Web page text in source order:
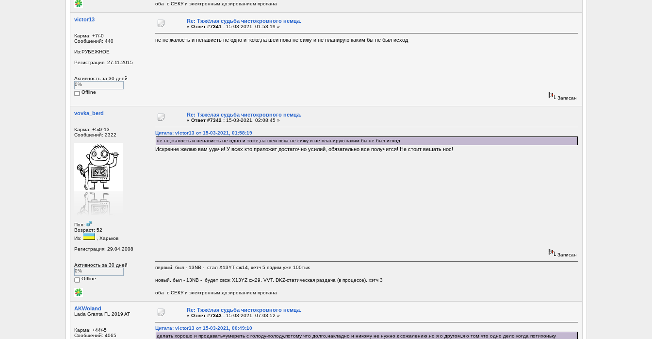
оба с СЕКУ и электронным дозированием пропана
victor13
Карма: +7/-0
Сообщений: 440
Из:РУБЕЖНОЕ
Регистрация: 27.11.2015
Активность за 30 дней
0%
Offline
Re: Тяжёлая судьба чистокровного немца.
« Ответ #7341 :15-03-2021, 01:58:19 »
не не,жалость и ненависть не одно и тоже,на шеи пока не сижу и не планирую каким бы не был исход
Записан
vovka_berd
Карма: +54/-13
Сообщений: 2322
Пол:
Возраст: 52
Из:
, Харьков
Регистрация: 29.04.2008
Активность за 30 дней
0%
Offline
Re: Тяжёлая судьба чистокровного немца.
« Ответ #7342 :15-03-2021, 02:08:45 »
Цитата: victor13 от 15-03-2021, 01:58:19
не не,жалость и ненависть не одно и тоже,на шеи пока не сижу и не планирую каким бы не был исход
Искренне желаю вам удачи! У всех кто приложит достаточно усилий, обязательно все получится! Не стоит вешать нос!
Записан
первый: был - 13NB - стал Х13YT сж14, хетч 5 ездим уже 100тык
новый, был - 13NB - будет свсж Х13YZ сж29, VVT, DKZ-статическая раздача (в процессе), хэтч 3
оба с СЕКУ и электронным дозированием пропана
AKWoland
Lada Granta FL 2019 AT
Карма: +44/-5
Сообщений: 4065
Re: Тяжёлая судьба чистокровного немца.
« Ответ #7343 :15-03-2021, 07:03:52 »
Цитата: victor13 от 15-03-2021, 00:49:10
делать хорошо и продавать=умереть с голоду-холоду,потому что долго,накладно и никому не нужно,к сожалению,но я о другом,я о том что одно дело когда потихоньку